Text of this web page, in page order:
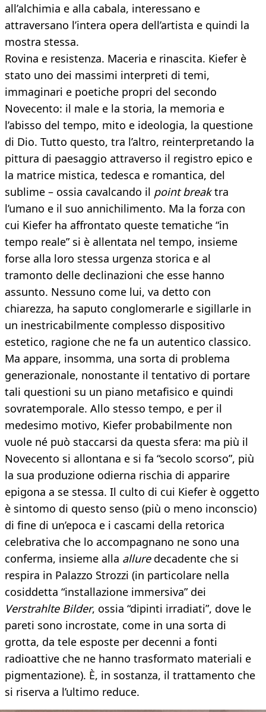
all’alchimia e alla cabala, interessano e
attraversano l’intera opera dell’artista e quindi la
mostra stessa.
Rovina e resistenza. Maceria e rinascita. Kiefer è
stato uno dei massimi interpreti di temi,
immaginari e poetiche propri del secondo
Novecento: il male e la storia, la memoria e
l’abisso del tempo, mito e ideologia, la questione
di Dio. Tutto questo, tra l’altro, reinterpretando la
pittura di paesaggio attraverso il registro epico e
la matrice mistica, tedesca e romantica, del
sublime – ossia cavalcando il point breaktra
l’umano e il suo annichilimento. Ma la forza con
cui Kiefer ha affrontato queste tematiche “in
tempo reale” si è allentata nel tempo, insieme
forse alla loro stessa urgenza storica e al
tramonto delle declinazioni che esse hanno
assunto. Nessuno come lui, va detto con
chiarezza, ha saputo conglomerarle e sigillarle in
un inestricabilmente complesso dispositivo
estetico, ragione che ne fa un autentico classico.
Ma appare, insomma, una sorta di problema
generazionale, nonostante il tentativo di portare
tali questioni su un piano metafisico e quindi
sovratemporale. Allo stesso tempo, e per il
medesimo motivo, Kiefer probabilmente non
vuole né può staccarsi da questa sfera: ma più il
Novecento si allontana e si fa “secolo scorso”, più
la sua produzione odierna rischia di apparire
epigona a se stessa. Il culto di cui Kiefer è oggetto
è sintomo di questo senso (più o meno inconscio)
di fine di un’epoca e i cascami della retorica
celebrativa che lo accompagnano ne sono una
conferma, insieme alla alluredecadente che si
respira in Palazzo Strozzi (in particolare nella
cosiddetta “installazione immersiva” dei
Verstrahlte Bilder, ossia “dipinti irradiati”, dove le
pareti sono incrostate, come in una sorta di
grotta, da tele esposte per decenni a fonti
radioattive che ne hanno trasformato materiali e
pigmentazione). È, in sostanza, il trattamento che
si riserva a l’ultimo reduce.